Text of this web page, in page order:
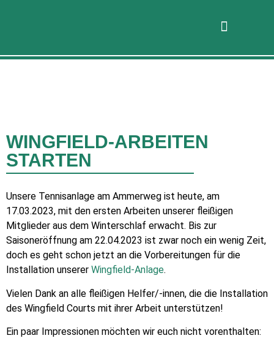
WINGFIELD-ARBEITEN
STARTEN
Unsere Tennisanlage am Ammerweg ist heute, am
17.03.2023, mit den ersten Arbeiten unserer fleißigen
Mitglieder aus dem Winterschlaf erwacht. Bis zur
Saisoneröffnung am 22.04.2023 ist zwar noch ein wenig Zeit,
doch es geht schon jetzt an die Vorbereitungen für die
Installation unserer Wingfield-Anlage.
Vielen Dank an alle fleißigen Helfer/-innen, die die Installation
des Wingfield Courts mit ihrer Arbeit unterstützen!
Ein paar Impressionen möchten wir euch nicht vorenthalten: